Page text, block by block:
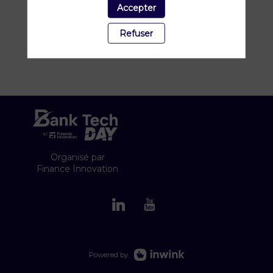
Organisé par
Finance Innovation
Powered by
Accepter
Refuser